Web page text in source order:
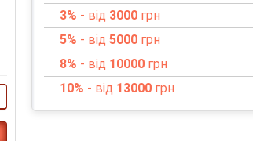
3% - від 3000грн
5% - від 5000грн
8% - від 10000грн
10% - від 13000грн